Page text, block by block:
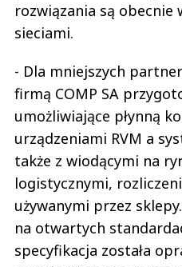
rozwiązania są obecnie
sieciami.
- Dla mniejszych
firmą COMP SA
umożliwiające płynną
urządzeniami RVM a
także z wiodącymi na
logistycznymi,
używanymi przez
na otwartych
specyfikacja została